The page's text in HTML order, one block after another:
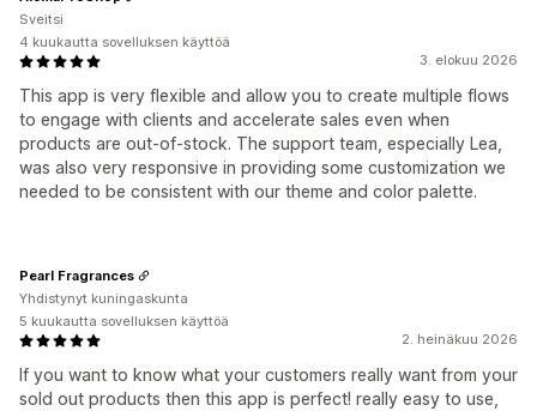
3. elokuu 2026
This app is very flexible and allow you to create multiple flows
to engage with clients and accelerate sales even when
products are out-of-stock. The support team, especially Lea,
was also very responsive in providing some customization we
needed to be consistent with our theme and color palette.
Sveitsi
4 kuukautta sovelluksen käyttöä
2. heinäkuu 2026
If you want to know what your customers really want from your
sold out products then this app is perfect! really easy to use,
Pearl Fragrances
Yhdistynyt kuningaskunta
5 kuukautta sovelluksen käyttöä